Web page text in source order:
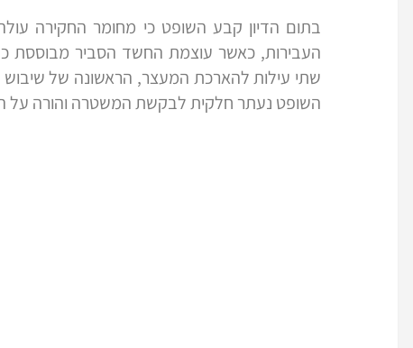
בתום הדיון קבע השופט כי מחומר החקירה
העבירות, כאשר עוצמת החשד הסביר מבוססת
שתי עילות להארכת המעצר, הראשונה של שיבוש
השופט נעתר חלקית לבקשת המשטרה והורה על